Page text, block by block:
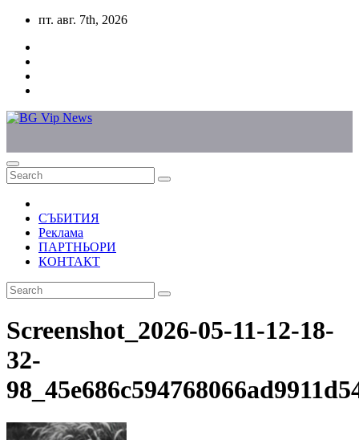
Skip
content
пт. авг. 7th, 2026
СЪБИТИЯ
Реклама
ПАРТНЬОРИ
КОНТАКТ
Screenshot_2026-05-11-12-18-
32-